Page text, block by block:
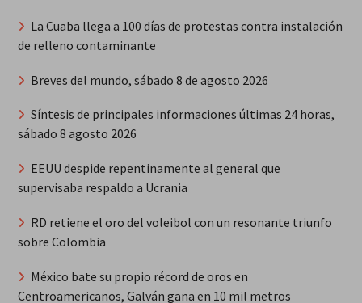
La Cuaba llega a 100 días de protestas contra instalación
de relleno contaminante
Breves del mundo, sábado 8 de agosto 2026
Síntesis de principales informaciones últimas 24 horas,
sábado 8 agosto 2026
EEUU despide repentinamente al general que
supervisaba respaldo a Ucrania
RD retiene el oro del voleibol con un resonante triunfo
sobre Colombia
México bate su propio récord de oros en
Centroamericanos, Galván gana en 10 mil metros